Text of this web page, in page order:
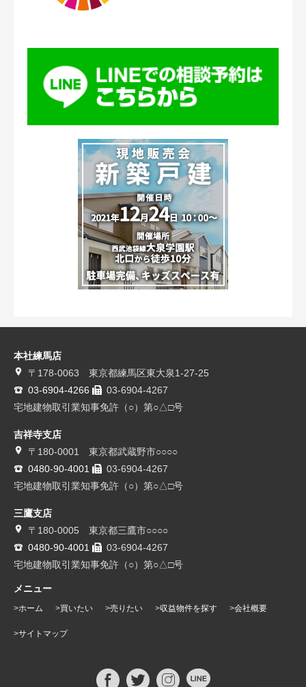
本社練馬店
〒178-0063 東京都練馬区東大泉1-27-25
03-6904-4266
03-6904-4267
宅地建物取引業知事免許（○）第○△□号
吉祥寺支店
〒180-0001 東京都武蔵野市○○○○
0480-90-4001
03-6904-4267
宅地建物取引業知事免許（○）第○△□号
三鷹支店
〒180-0005 東京都三鷹市○○○○
0480-90-4001
03-6904-4267
宅地建物取引業知事免許（○）第○△□号
メニュー
ホーム 買いたい 売りたい 収益物件を探す 会社概要
サイトマップ